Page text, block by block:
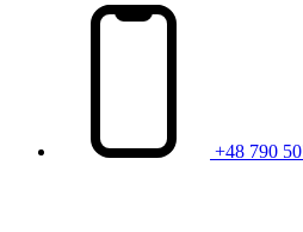
+48 790